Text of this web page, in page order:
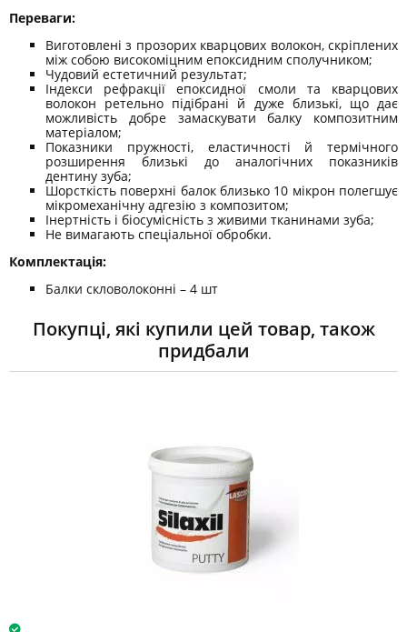
Переваги:
Виготовлені з прозорих кварцових волокон, скріплених
між собою високоміцним епоксидним сполучником;
Чудовий естетичний результат;
Індекси рефракції епоксидної смоли та кварцових
волокон ретельно підібрані й дуже близькі, що дає
можливість добре замаскувати балку композитним
матеріалом;
Показники пружності, еластичності й термічного
розширення близькі до аналогічних показників
дентину зуба;
Шорсткість поверхні балок близько 10 мікрон полегшує
мікромеханічну адгезію з композитом;
Інертність і біосумісність з живими тканинами зуба;
Не вимагають спеціальної обробки.
Комплектація:
Балки скловолоконні – 4 шт
Покупці, які купили цей товар, також
придбали